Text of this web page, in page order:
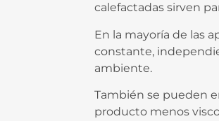
calefactadas sirven
En la mayoría de las
constante,
ambiente.
También se pueden
producto menos